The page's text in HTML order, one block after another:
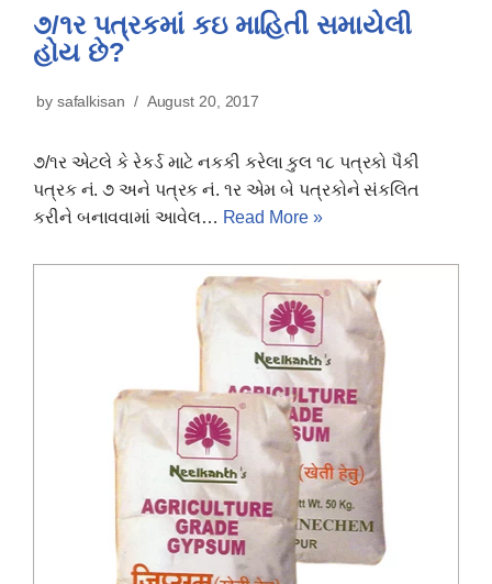
૭/૧ર પત્રકમાં કઇ માહિતી સમાયેલી
હોય છે?
by safalkisan August 20, 2017
૭/૧ર એટલે કે રેકર્ડ માટે નકકી કરેલા કુલ ૧૮ પત્રકો પૈકી
પત્રક નં. ૭ અને પત્રક નં. ૧ર એમ બે પત્રકોને સંકલિત
કરીને બનાવવામાં આવેલ… Read More »